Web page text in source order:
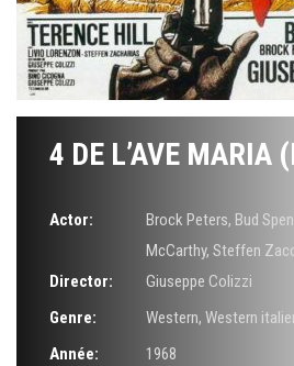
4 DE L’AVE MARIA
Actor: Brock Peters, Bud
McCarthy, Steffen
Director:
Giuseppe Colizzi
Genre:
Western, Western
Année:
1968